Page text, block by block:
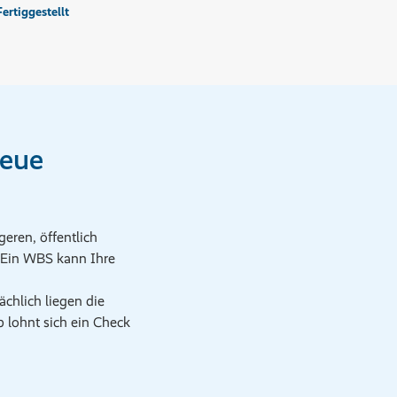
öffentlich
WBS kann Ihre
liegen die
lohnt sich ein Check